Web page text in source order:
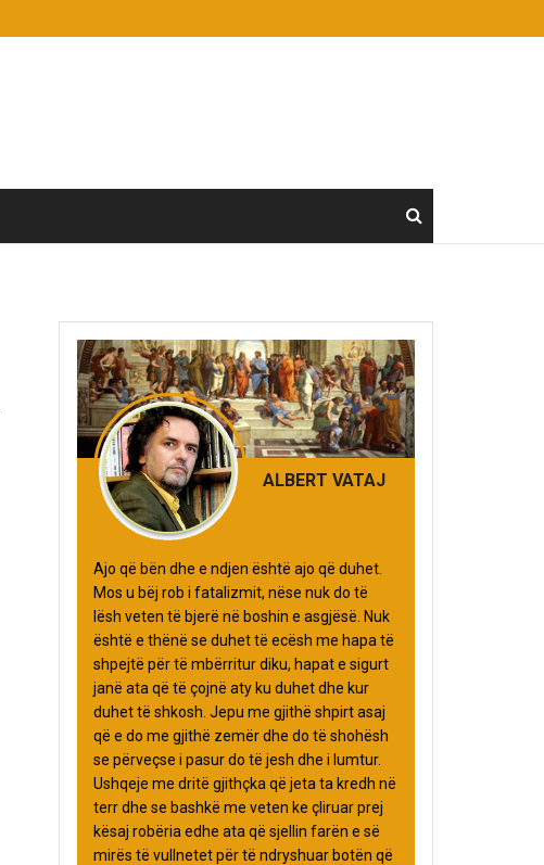
ALBERT VATAJ
Ajo që bën dhe e ndjen është ajo që duhet.
Mos u bëj rob i fatalizmit, nëse nuk do të
lësh veten të bjerë në boshin e asgjësë. Nuk
është e thënë se duhet të ecësh me hapa të
shpejtë për të mbërritur diku, hapat e sigurt
janë ata që të çojnë aty ku duhet dhe kur
duhet të shkosh. Jepu me gjithë shpirt asaj
që e do me gjithë zemër dhe do të shohësh
se përveçse i pasur do të jesh dhe i lumtur.
Ushqeje me dritë gjithçka që jeta ta kredh në
terr dhe se bashkë me veten ke çliruar prej
kësaj robëria edhe ata që sjellin farën e së
mirës të vullnetet për të ndryshuar botën që